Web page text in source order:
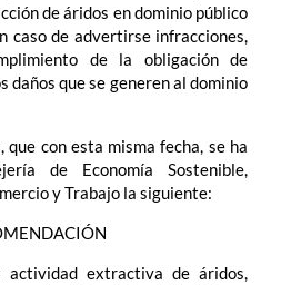
de áridos en dominio público
caso de advertirse infracciones,
de la obligación de
daños que se generen al dominio
que con esta misma fecha, se ha
de Economía Sostenible,
y Trabajo la siguiente:
actividad extractiva de áridos,